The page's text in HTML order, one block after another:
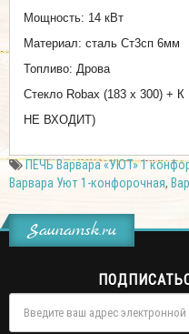
Мощность: 14 кВт
Материал: сталь Ст3сп 6мм
Топливо: Дрова
Стекло Robax (183 х 300)
НЕ ВХОДИТ)
ПЕЧЬ Варвара «УЮТ» 1
Варвара Уют 1-конфорочная,
Saunamsk.ru